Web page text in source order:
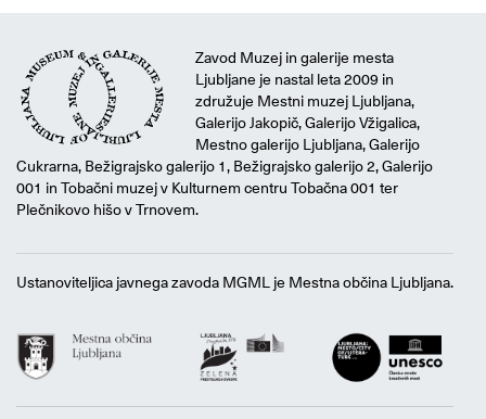
Zavod Muzej in galerije mesta
Ljubljane je nastal leta 2009 in
združuje Mestni muzej Ljubljana,
Galerijo Jakopič, Galerijo Vžigalica,
Mestno galerijo Ljubljana, Galerijo
Cukrarna, Bežigrajsko galerijo 1, Bežigrajsko galerijo 2, Galerijo
001 in Tobačni muzej v Kulturnem centru Tobačna 001 ter
Plečnikovo hišo v Trnovem.
Ustanoviteljica javnega zavoda MGML je Mestna občina Ljubljana.